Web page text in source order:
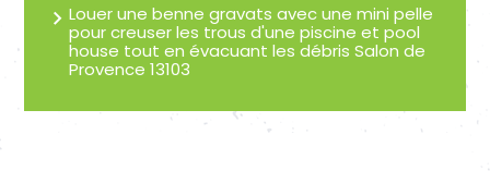
Louer une benne gravats avec une mini pelle
pour creuser les trous d'une piscine et pool
house tout en évacuant les débris Salon de
Provence 13103